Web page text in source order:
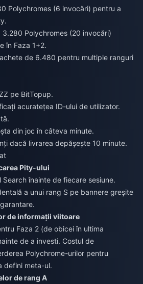
Polychromes (6 invocări) pentru a
Polychromes (20 invocări)
în Faza 1+2.
de 6.480 pentru multiple ranguri
pe BitTopup.
acuratețea ID-ului de utilizator.
din joc în câteva minute.
dacă livrarea depășește 10 minute.
Pity-ului
înainte de fiecare sesiune.
a unui rang S pe bannere greșite
de informații viitoare
Faza 2 (de obicei în ultima
de a investi. Costul de
Polychrome-urilor pentru
defini meta-ul.
de rang A